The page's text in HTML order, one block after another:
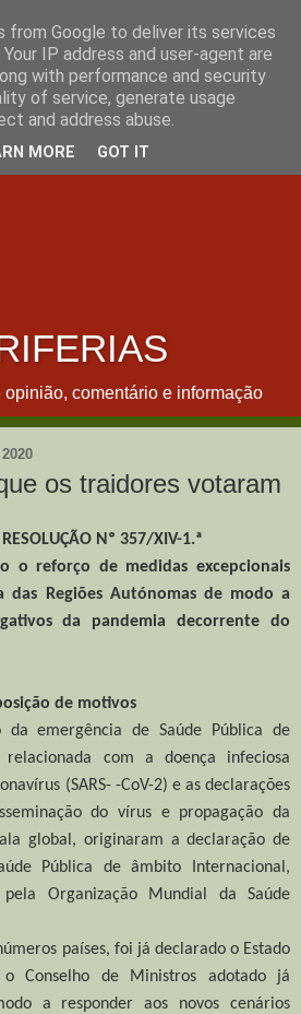
comentário e informação
os traidores votaram
RESOLUÇÃO Nº 357/XIV-1.ª
o reforço de medidas excepcionais
das Regiões Autónomas de modo a
da pandemia decorrente do
de motivos
emergência de Saúde Pública de
relacionada com a doença infeciosa
(SARS- -CoV-2) e as declarações
do vírus e propagação da
global, originaram a declaração de
Pública de âmbito Internacional,
Organização Mundial da Saúde
países, foi já declarado o Estado
Conselho de Ministros adotado já
a responder aos novos cenários
from Google to deliver its services
IP address and user-agent are
with performance and security
of service, generate usage
and address abuse.
MORE GOT IT